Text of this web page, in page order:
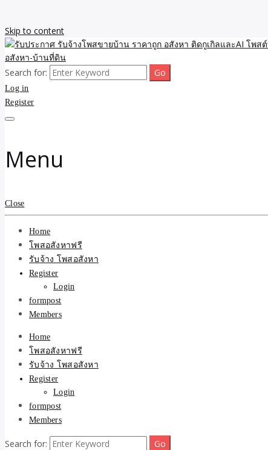
Skip to content
รับประกาศ รับจ้างโพสขา
รับจ้าง โพสอสังหา.com บ
รับจ้างโพสขายบ้าน ราคาถูก ประกาศ ขายอสังหา โฆษณา ไม่มีค่านาย
Search for:
Log in
Register
Menu
Close
Home
โพสอสังหาฟรี
รับจ้าง โพสอสังหา
Register
Login
formpost
Members
Home
โพสอสังหาฟรี
รับจ้าง โพสอสังหา
Register
Login
formpost
Members
Search for: